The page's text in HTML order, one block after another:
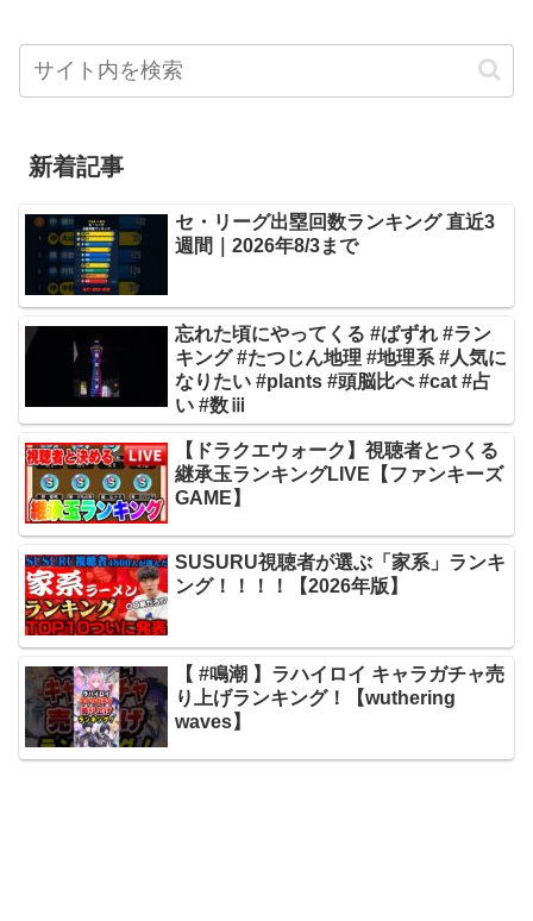
新着記事
セ・リーグ出塁回数ランキング 直近3
週間｜2026年8/3まで
忘れた頃にやってくる #ばずれ #ラン
キング #たつじん地理 #地理系 #人気に
なりたい #plants #頭脳比べ #cat #占
い #数ⅲ
【ドラクエウォーク】視聴者とつくる
継承玉ランキングLIVE【ファンキーズ
GAME】
SUSURU視聴者が選ぶ「家系」ランキ
ング！！！！【2026年版】
【 #鳴潮 】ラハイロイ キャラガチャ売
り上げランキング！【wuthering
waves】